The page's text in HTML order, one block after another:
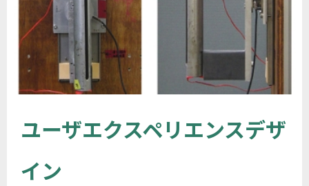
ユーザエクスペリエンスデザ
イン